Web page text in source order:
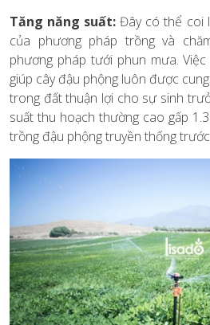
Tăng năng suất: Đây có thể coi
của phương pháp trồng và
phương pháp tưới phun mưa.
giúp cây đậu phộng luôn được
trong đất thuận lợi cho sự sinh
suất thu hoạch thường cao gấp
trồng đậu phộng truyền thống